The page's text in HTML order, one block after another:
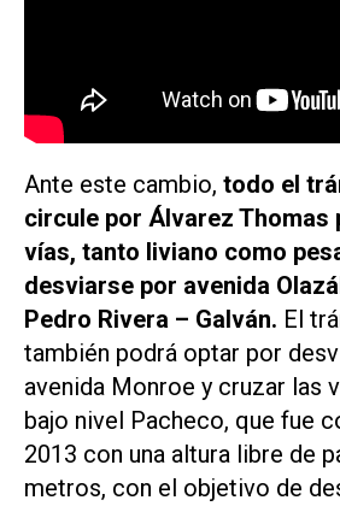
Ante este cambio, todo el
circule por Álvarez Thomas
vías, tanto liviano como
desviarse por avenida
Pedro Rivera – Galván. El
también podrá optar por
avenida Monroe y cruzar las
bajo nivel Pacheco, que fue
2013 con una altura libre de
metros, con el objetivo de